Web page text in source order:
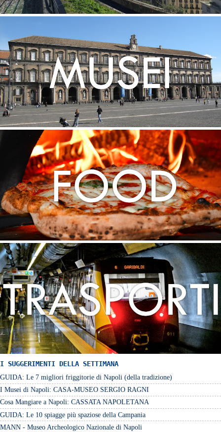
I SUGGERIMENTI DELLA SETTIMANA
GUIDA: Le 7 migliori friggitorie di Napoli (della tradizione)
I Musei di Napoli: CASA-MUSEO SERGIO RAGNI
Cosa Mangiare a Napoli: CASSATA NAPOLETANA
GUIDA: Le 10 spiagge più spaziose della Campania
MANN - Museo Archeologico Nazionale di Napoli